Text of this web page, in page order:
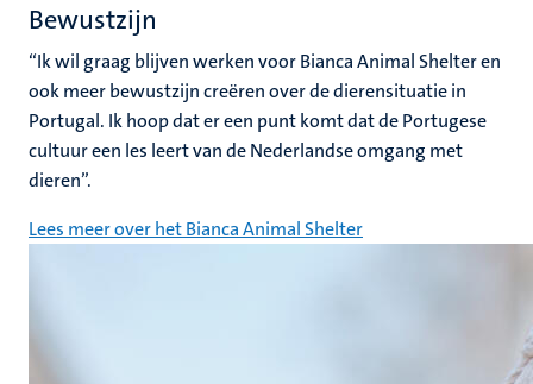
Bewustzijn
“Ik wil graag blijven werken voor Bianca Animal Shelter en
ook meer bewustzijn creëren over de dierensituatie in
Portugal. Ik hoop dat er een punt komt dat de Portugese
cultuur een les leert van de Nederlandse omgang met
dieren”.
Lees meer over het Bianca Animal Shelter